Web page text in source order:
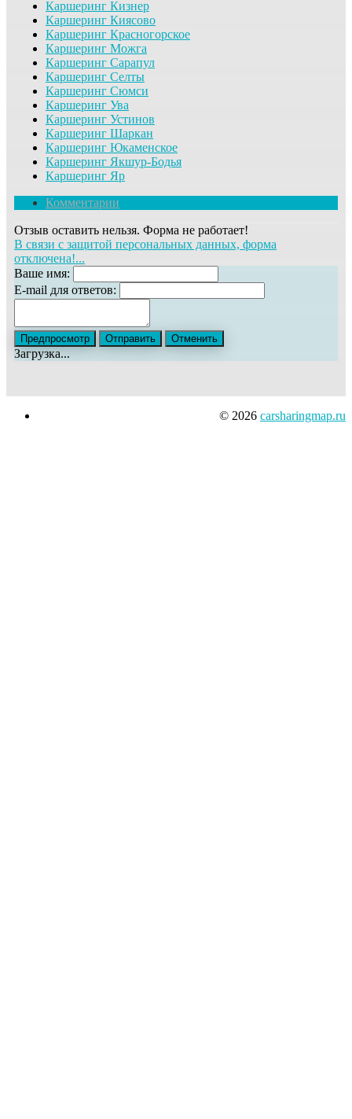
Каршеринг Кизнер
Каршеринг Киясово
Каршеринг Красногорское
Каршеринг Можга
Каршеринг Сарапул
Каршеринг Селты
Каршеринг Сюмси
Каршеринг Ува
Каршеринг Устинов
Каршеринг Шаркан
Каршеринг Юкаменское
Каршеринг Якшур-Бодья
Каршеринг Яр
Комментарии
Отзыв оставить нельзя. Форма не работает!
В связи с защитой персональных данных, форма
отключена!...
Ваше имя:
E-mail для ответов:
Загрузка...
© 2026 carsharingmap.ru